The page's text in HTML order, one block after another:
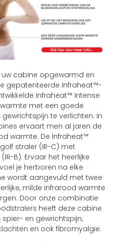
uw cabine opgewarmd en
gepatenteerde Infraheat™-
Infraheat™ Intense
met een goede
te verlichten. In
ervaart men al jaren de
warmte. De Infraheat™
straler (IR-C) met
B). Ervaar het heerlijke
je herboren na elke
wordt aangevuld met twee
milde infrarood warmte
Door onze combinatie
heeft deze cabine
en gewrichtspijn,
en ook fibromyalgie.